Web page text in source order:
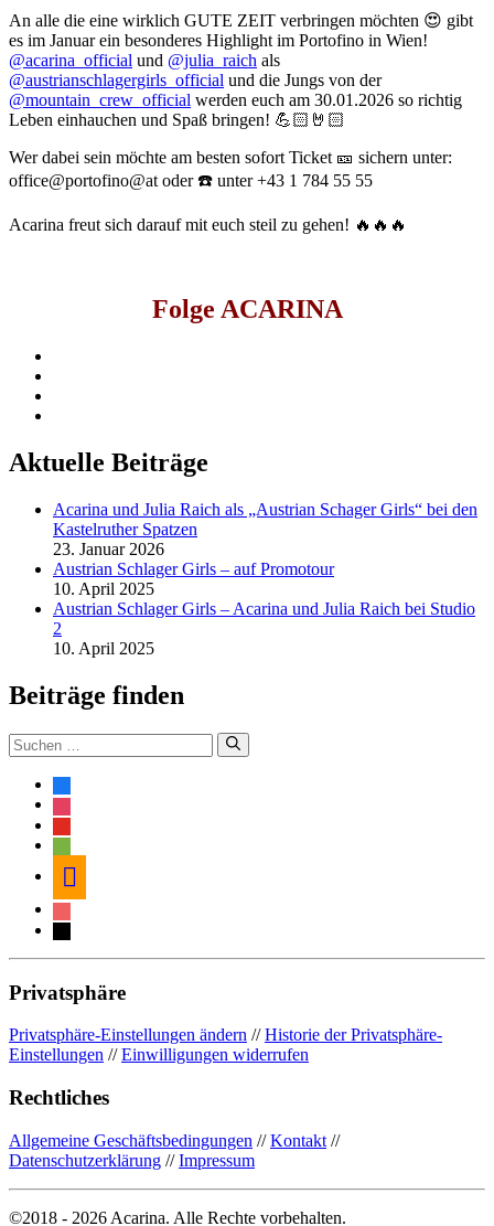
An alle die eine wirklich GUTE ZEIT verbringen möchten 😍 gibt
es im Januar ein besonderes Highlight im Portofino in Wien!
@acarina_official und @julia_raich als
@austrianschlagergirls_official und die Jungs von der
@mountain_crew_official werden euch am 30.01.2026 so richtig
Leben einhauchen und Spaß bringen! 💪🏻🤘🏻
Wer dabei sein möchte am besten sofort Ticket 🎫 sichern unter:
office@portofino@at oder ☎️ unter +43 1 784 55 55
Acarina freut sich darauf mit euch steil zu gehen! 🔥🔥🔥
Folge ACARINA
Aktuelle Beiträge
Acarina und Julia Raich als „Austrian Schager Girls“ bei den
Kastelruther Spatzen
23. Januar 2026
Austrian Schlager Girls – auf Promotour
10. April 2025
Austrian Schlager Girls – Acarina und Julia Raich bei Studio
2
10. April 2025
Beiträge finden
Suche
nach:
facebook
instagram
youtube
spotify
amazon
itunes
mail
Privatsphäre
Privatsphäre-Einstellungen ändern //Historie der Privatsphäre-
Einstellungen //Einwilligungen widerrufen
Rechtliches
Allgemeine Geschäftsbedingungen //Kontakt //
Datenschutzerklärung //Impressum
©2018 - 2026 Acarina. Alle Rechte vorbehalten.